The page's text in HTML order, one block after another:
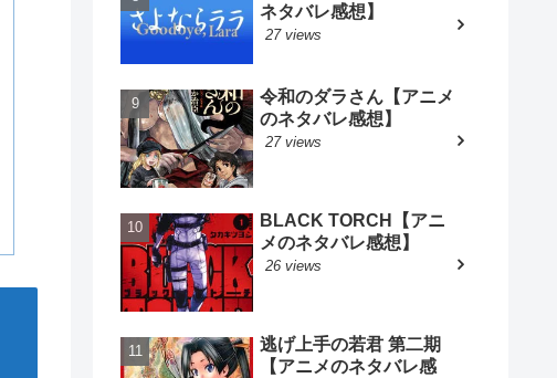
ネタバレ感想】
27 views
令和のダラさん【アニメ
のネタバレ感想】
27 views
BLACK TORCH【アニ
メのネタバレ感想】
26 views
逃げ上手の若君 第二期
【アニメのネタバレ感